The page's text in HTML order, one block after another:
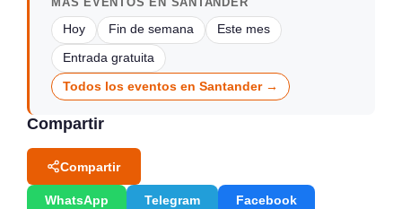
Hoy Fin de semana Este mes
Entrada gratuita
Todos los eventos en Santander →
Compartir
Compartir
WhatsApp Telegram Facebook